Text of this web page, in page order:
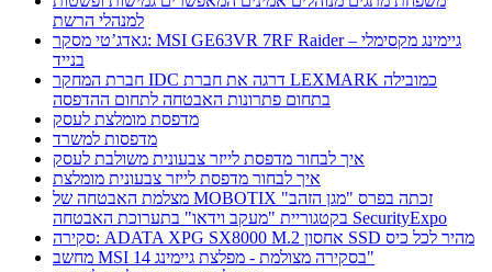
למנהלי הרשת
גאדג’טי מסקר: MSI GE63VR 7RF Raider – גיימינג מקסימלי
בנייד
חברת המחקר IDC דרגה את חברת LEXMARK כמובילה
בתחום פתרונות האבטחה לתחום ההדפסה
מדפסת מומלצת לעסק
מדפסות למשרד
איך לבחור מדפסת לייזר צבעונית משולבת לעסק
איך לבחור מדפסת לייזר צבעונית מומלצת
מצלמת האבטחה של MOBOTIX זכתה בפרס "מגן הזהב"
בקטגוריית "מעקב וידאו" בתערוכת האבטחה SecurityExpo
סקירה: ADATA XPG SX8000 M.2 אחסון SSD מהיר לכל כיס
מחשב MSI בסקירה מצולמת - מפלצת גיימינג 14"